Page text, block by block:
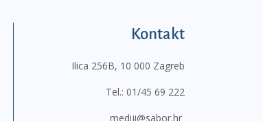
Kontakt
Ilica 256B, 10 000 Zagreb
Tel.: 01/45 69 222
mediji@sabor.hr